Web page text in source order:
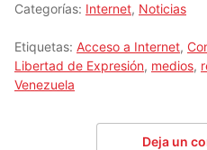
Categorías: Internet, Noticias
Etiquetas: Acceso a Internet,
Libertad de Expresión, medios,
Venezuela
Deja un